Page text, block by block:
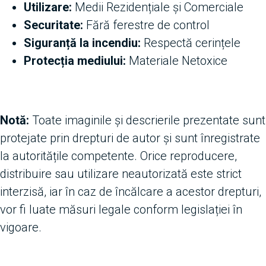
Utilizare: Medii Rezidențiale și Comerciale
Securitate: Fără ferestre de control
Siguranță la incendiu: Respectă cerințele
Protecția mediului: Materiale Netoxice
Notă: Toate imaginile și descrierile prezentate sunt
protejate prin drepturi de autor și sunt înregistrate
la autoritățile competente. Orice reproducere,
distribuire sau utilizare neautorizată este strict
interzisă, iar în caz de încălcare a acestor drepturi,
vor fi luate măsuri legale conform legislației în
vigoare.